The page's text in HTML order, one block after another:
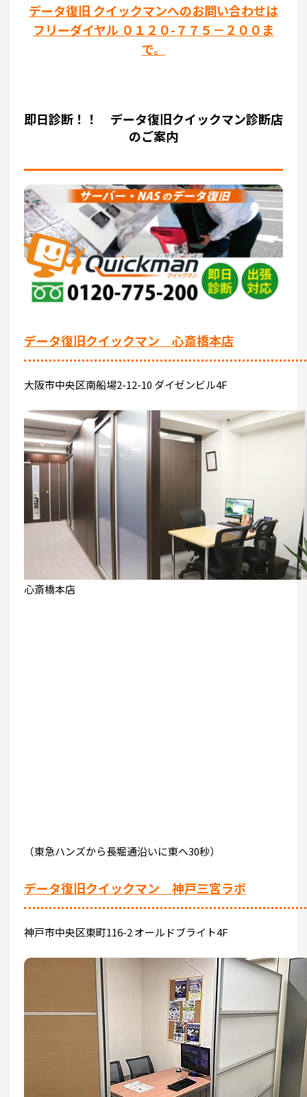
データ復旧 クイックマンへのお問い合わせは
フリーダイヤル ０１２０-７７５－２００ま
で。
即日診断！！ データ復旧クイックマン診断店
のご案内
データ復旧クイックマン 心斎橋本店
大阪市中央区南船場2-12-10 ダイゼンビル4F
心斎橋本店
（東急ハンズから長堀通沿いに東へ30秒）
データ復旧クイックマン 神戸三宮ラボ
神戸市中央区東町116-2 オールドブライト4F